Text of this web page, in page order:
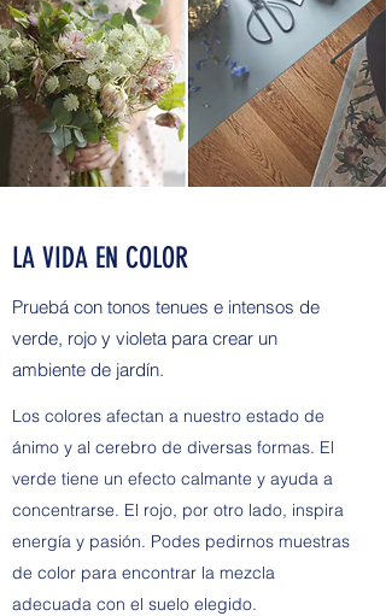
LA VIDA EN COLOR
Pruebá con tonos tenues e intensos de
verde, rojo y violeta para crear un
ambiente de jardín.
Los colores afectan a nuestro estado de
ánimo y al cerebro de diversas formas. El
verde tiene un efecto calmante y ayuda a
concentrarse. El rojo, por otro lado, inspira
energía y pasión. Podes pedirnos muestras
de color para encontrar la mezcla
adecuada con el suelo elegido.